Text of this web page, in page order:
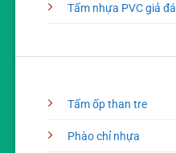
Tấm nhựa PVC giả đá
Tấm ốp than tre
Phào chỉ nhựa